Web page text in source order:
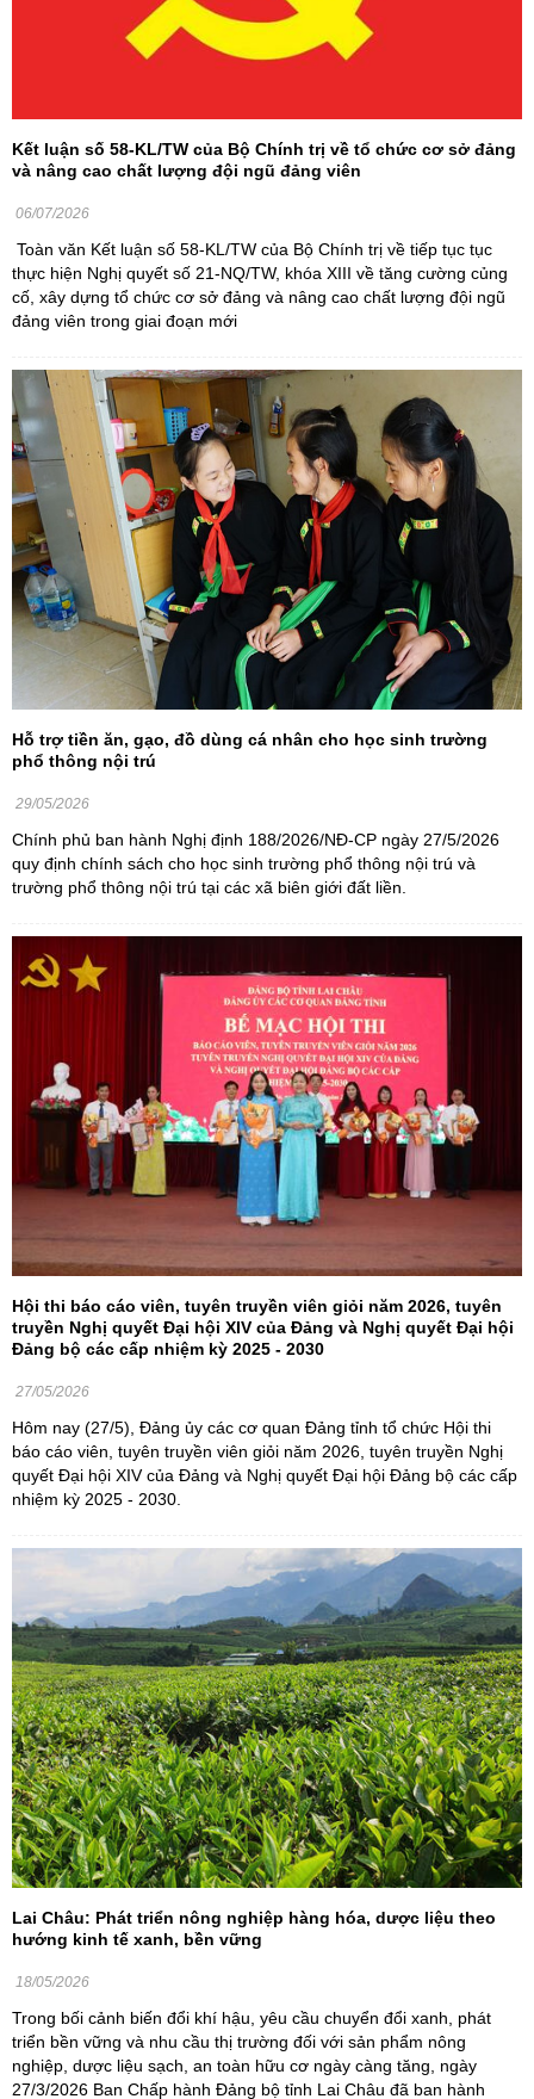
Kết luận số 58-KL/TW của Bộ Chính trị về tổ chức cơ sở đảng
và nâng cao chất lượng đội ngũ đảng viên
06/07/2026
Toàn văn Kết luận số 58-KL/TW của Bộ Chính trị về tiếp tục tục
thực hiện Nghị quyết số 21-NQ/TW, khóa XIII về tăng cường củng
cố, xây dựng tổ chức cơ sở đảng và nâng cao chất lượng đội ngũ
đảng viên trong giai đoạn mới
Hỗ trợ tiền ăn, gạo, đồ dùng cá nhân cho học sinh trường
phổ thông nội trú
29/05/2026
Chính phủ ban hành Nghị định 188/2026/NĐ-CP ngày 27/5/2026
quy định chính sách cho học sinh trường phổ thông nội trú và
trường phổ thông nội trú tại các xã biên giới đất liền.
Hội thi báo cáo viên, tuyên truyền viên giỏi năm 2026, tuyên
truyền Nghị quyết Đại hội XIV của Đảng và Nghị quyết Đại hội
Đảng bộ các cấp nhiệm kỳ 2025 - 2030
27/05/2026
Hôm nay (27/5), Đảng ủy các cơ quan Đảng tỉnh tổ chức Hội thi
báo cáo viên, tuyên truyền viên giỏi năm 2026, tuyên truyền Nghị
quyết Đại hội XIV của Đảng và Nghị quyết Đại hội Đảng bộ các cấp
nhiệm kỳ 2025 - 2030.
Lai Châu: Phát triển nông nghiệp hàng hóa, dược liệu theo
hướng kinh tế xanh, bền vững
18/05/2026
Trong bối cảnh biến đổi khí hậu, yêu cầu chuyển đổi xanh, phát
triển bền vững và nhu cầu thị trường đối với sản phẩm nông
nghiệp, dược liệu sạch, an toàn hữu cơ ngày càng tăng, ngày
27/3/2026 Ban Chấp hành Đảng bộ tỉnh Lai Châu đã ban hành